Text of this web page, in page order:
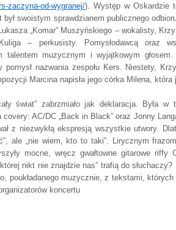
zaczyna-od-wygranej/). Występ w Oskardzie
swoistym sprawdzianem publicznego
„Komar” Muszyńskiego – wokalisty,
– perkusisty. Pomysłodawcą oraz
talentem muzycznym i wyjątkowym
pomysł nazwania zespołu Kers. Niestety,
Marcina napisła jego córka Milena,
świat” zabrzmiało jak deklaracja. Była
AC/DC „Back in Black” oraz Jonny
z niezwykłą ekspresją wszystkie utwory.
ale „nie wiem, kto to taki”. Lirycznym
mocne, wręcz gwałtowne gitarowe riffy
nikt nie znajdzie nas” trafią do
poukładanego muzycznie, z tekstami,
koncertu